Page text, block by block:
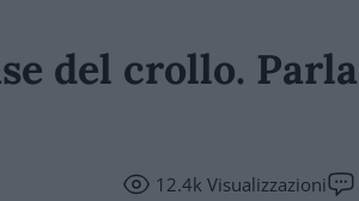
del crollo. Parla
12.4kVisualizzazioni